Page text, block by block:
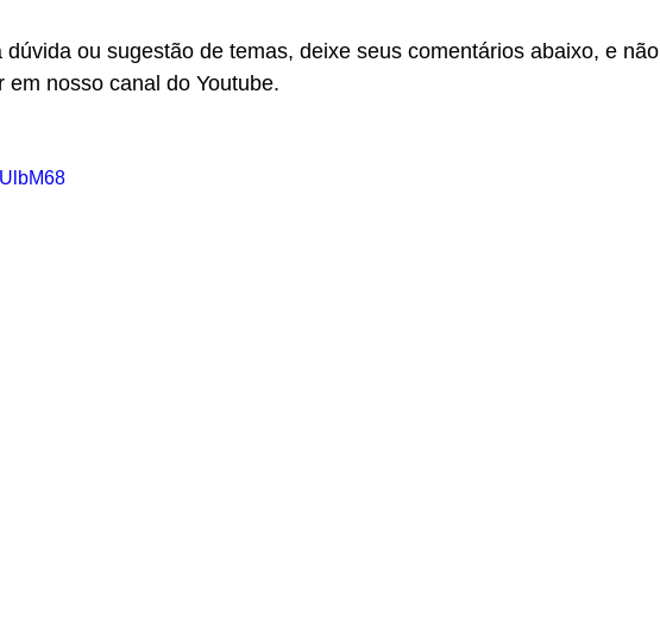
dúvida ou sugestão de temas, deixe seus comentários abaixo, e não
em nosso canal do Youtube.